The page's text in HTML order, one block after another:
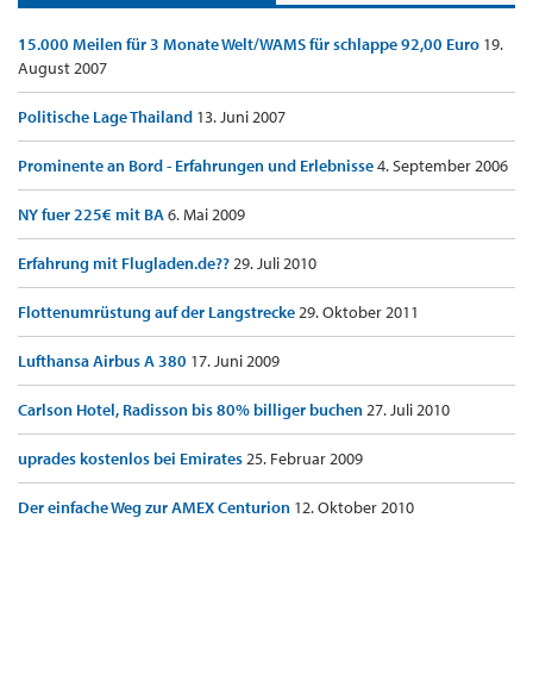
15.000 Meilen für 3 Monate Welt/WAMS für schlappe 92,00 Euro 19.
August 2007
Politische Lage Thailand 13. Juni 2007
Prominente an Bord - Erfahrungen und Erlebnisse4. September 2006
NY fuer 225€ mit BA6. Mai 2009
Erfahrung mit Flugladen.de??29. Juli 2010
Flottenumrüstung auf der Langstrecke29. Oktober 2011
Lufthansa Airbus A 380 17. Juni 2009
Carlson Hotel, Radisson bis 80% billiger buchen27. Juli 2010
uprades kostenlos bei Emirates25. Februar 2009
Der einfache Weg zur AMEX Centurion 12. Oktober 2010